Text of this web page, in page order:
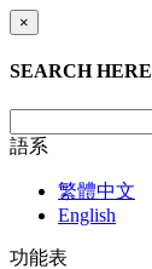
×
SEARCH HERE
語系
繁體中文
English
功能表